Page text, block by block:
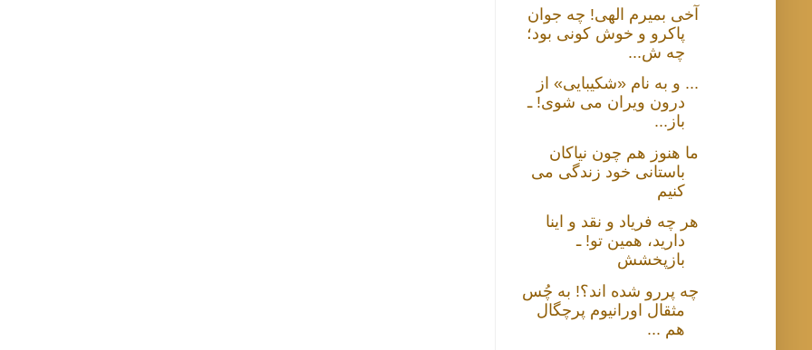
آخی بمیرم الهی! چه جوان
پاکرو و خوش کونی بود؛
چه ش...
... و به نام «شکیبایی» از
درون ویران می شوی! ـ
باز...
ما هنوز هم چون نیاکان
باستانی خود زندگی می
کنیم
هر چه فریاد و نقد و اینا
دارید، همین تو! ـ
بازپخشش
چه پررو شده اند؟! به چُس
مثقال اورانیوم پرچگال
هم ...